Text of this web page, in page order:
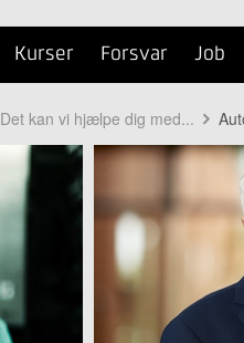
Kurser Forsvar Job
Det kan vi hjælpe dig med...